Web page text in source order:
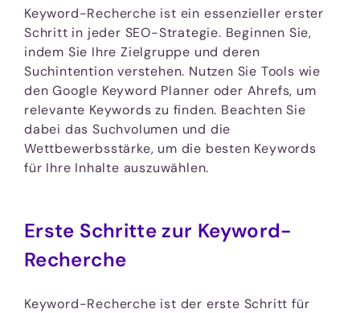
Keyword-Recherche ist ein essenzieller erster
Schritt in jeder SEO-Strategie. Beginnen Sie,
indem Sie Ihre Zielgruppe und deren
Suchintention verstehen. Nutzen Sie Tools wie
den Google Keyword Planner oder Ahrefs, um
relevante Keywords zu finden. Beachten Sie
dabei das Suchvolumen und die
Wettbewerbsstärke, um die besten Keywords
für Ihre Inhalte auszuwählen.
Erste Schritte zur Keyword-
Recherche
Keyword-Recherche ist der erste Schritt für